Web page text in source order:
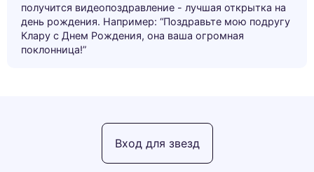
получится видеопоздравление - лучшая открытка на
день рождения. Например: “Поздравьте мою подругу
Клару с Днем Рождения, она ваша огромная
поклонница!”
Вход для звезд